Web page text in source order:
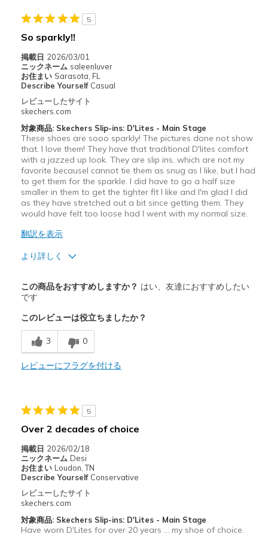
Special Occasions
View On Shoes
5
So sparkly!!
掲載日 2026/03/01
ニックネーム saleenluver
お住まい Sarasota, FL
Describe Yourself Casual
レビューしたサイト
skechers.com
対象商品: Skechers Slip-ins: D'Lites - Main Stage
These shoes are sooo sparkly! The pictures done not show
that. I love them! They have that traditional D'lites comfort
with a jazzed up look. They are slip ins, which are not my
favorite becauseI cannot tie them as snug as I like, but I had
to get them for the sparkle. I did have to go a half size
smaller in them to get the tighter fit I like and I'm glad I did
as they have stretched out a bit since getting them. They
would have felt too loose had I went with my normal size.
翻訳を表示
より詳しく
Attractive Design
Comfortable
Stylish
以下に最適
Travel
Width
Feels true to width
Sizing
View On Shoes
この商品をおすすめしますか？ はい、友達におすすめしたい
です
このレビューは役立ちましたか？
3 0
レビューにフラグを付ける
5
Over 2 decades of choice
掲載日 2026/02/18
ニックネーム Desi
お住まい Loudon, TN
Describe Yourself Conservative
レビューしたサイト
skechers.com
対象商品: Skechers Slip-ins: D'Lites - Main Stage
Have worn D'Lites for over 20 years ... my shoe of choice.